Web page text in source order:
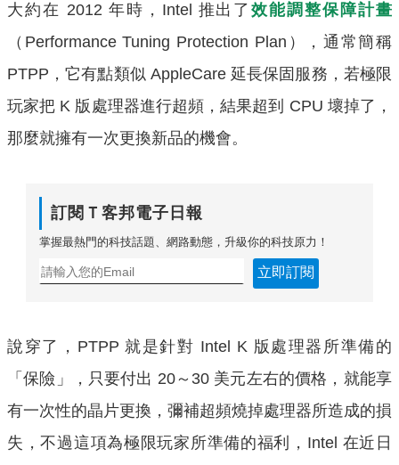
大約在 2012 年時，Intel 推出了效能調整保障計畫
（Performance Tuning Protection Plan），通常簡稱
PTPP，它有點類似 AppleCare 延長保固服務，若極限
玩家把 K 版處理器進行超頻，結果超到 CPU 壞掉了，
那麼就擁有一次更換新品的機會。
訂閱Ｔ客邦電子日報
掌握最熱門的科技話題、網路動態，升級你的科技原力！
立即訂閱
說穿了，PTPP 就是針對 Intel K 版處理器所準備的
「保險」，只要付出 20～30 美元左右的價格，就能享
有一次性的晶片更換，彌補超頻燒掉處理器所造成的損
失，不過這項為極限玩家所準備的福利，Intel 在近日